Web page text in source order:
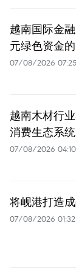
越南国际金
元绿色资金
07/08/2026 07:25
越南木材行
消费生态系统
07/08/2026 04:10
将岘港打造
07/08/2026 01:32